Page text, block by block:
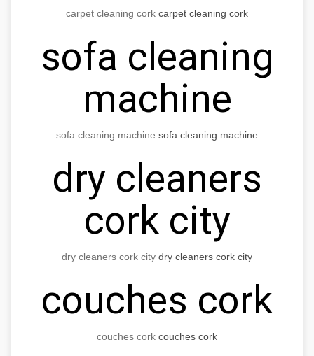
carpet cleaning cork carpet cleaning cork
sofa cleaning
machine
sofa cleaning machine sofa cleaning machine
dry cleaners
cork city
dry cleaners cork city dry cleaners cork city
couches cork
couches cork couches cork